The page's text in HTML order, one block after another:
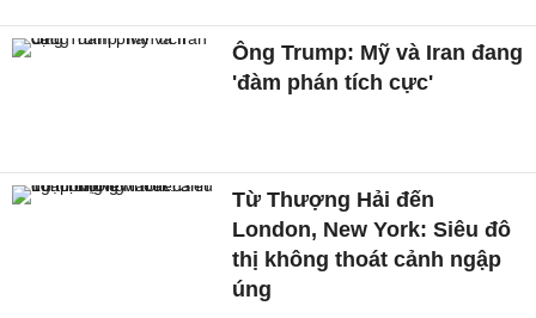
Ông Trump: Mỹ và Iran đang
'đàm phán tích cực'
Từ Thượng Hải đến
London, New York: Siêu đô
thị không thoát cảnh ngập
úng